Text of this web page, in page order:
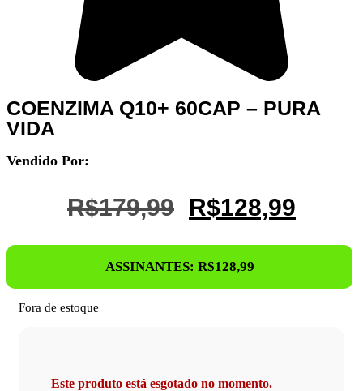
COENZIMA Q10+ 60CAP – PURA
VIDA
Vendido Por:
R$179,99
O
Original
Era:
R$128,99
Atual
É:
ASSINANTES: R$128,99
Fora de estoque
Este produto está esgotado no momento.